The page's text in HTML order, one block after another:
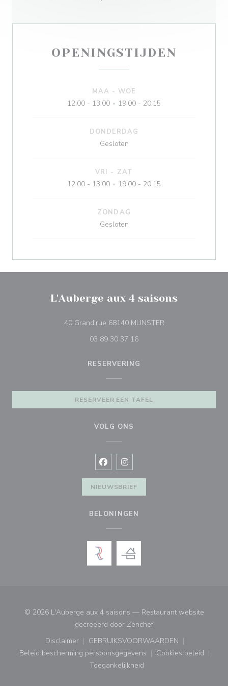
OPENINGSTIJDEN
MAA -WOE
12:00 - 13:00 • 19:00 - 20:15
DONDERDAG
Gesloten
VRI - ZAT
12:00 - 13:00 • 19:00 - 20:15
ZONDAG
Gesloten
L'Auberge aux 4 saisons
40 Grand'rue 68140 MUNSTER((opent in een
03 89 30 37 16
RESERVERING
RESERVEER EEN TAFEL
VOLG ONS
Facebook ((opent in een nieuw
Instagram ((opent in een
NIEUWSBRIEF
BELONINGEN
© 2026 L'Auberge aux 4 saisons — Restaurant website
gecreëerd door Zenchef((opent in een nieuw
Disclaimer
((opent in een nieuw venster))
GEBRUIKSVOORWAARDEN
((opent in een nieuw
Beleid bescherming persoonsgegevens
((opent in een nieuw venster))
Cookies beleid
((opent in
Toegankelijkheid
((opent in een nieuw venster))